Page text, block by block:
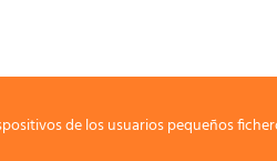
de los usuarios pequeños